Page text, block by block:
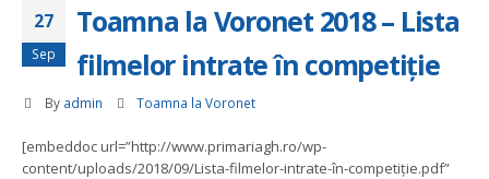
27
Sep
Toamna la Voronet 2018 – Lista
filmelor intrate în competiție
By admin Toamna la Voronet
[embeddoc url=”http://www.primariagh.ro/wp-
content/uploads/2018/09/Lista-filmelor-intrate-în-competiție.pdf”